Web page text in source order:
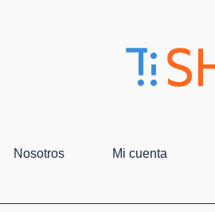
Nosotros Mi cuenta